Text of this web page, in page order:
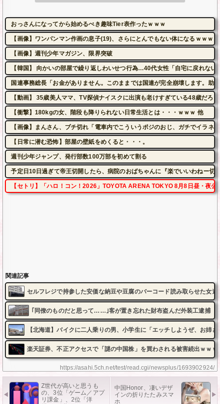
https://asahi.5ch.net/test/read.cgi/newsplus/1693902924/
おっさんになってから始めるべき趣味Tier表作ったｗｗｗ
【画像】ワンパンマン作画の息子(19)、さらにとんでもない体になるｗｗｗｗ
【画像】週刊少年マガジン、限界突破
【韓国】 向かいの部屋で繰り返しわいせつ行為…40代女性「自宅に戻れない
国連事務総長「お金がありません。このままでは国連が完全崩壊します。助
【動画】 35歳美人ママ、TV探偵ナイスクに出演も老けすぎている48歳だろ
【衝撃】180kgの女、階段も降りられない日常生活とは・・・ｗｗｗ 他
【画像】まんさん、ブチ切れ「電車内でこういうポジのおじ、ガチでイラネ
【日常に潜む恐怖】部屋の壁紙をめくると・・・。
週刊少年ジャンプ、発行部数100万部を初めて割る
予定日10日過ぎて帝王切開したら、病院のおばちゃんに『楽でいいわねー切
【セトリ】「ハロ！コン！2026」TOYOTA ARENA TOKYO 8月8日昼・夜公
関連記事
セルフレジで持参した安価な納豆や豆腐のバーコード読み取らせた女逮
｢同僚のものだと思って……｣客が置き忘れた財布盗んだ外装工逮捕
【北海道】バイクに二人乗りの男、小学生に「エッチしようぜ、お姉さ
楽天証券、不正アクセスで「謎の中国株」を買わされる被害続出ｗｗｗ
Z世代が高いと思うも
の、3位「ゲーム／アプ
リ課金」、2位「洋
中国Honor、凄いデザ
インの折りたたみスマ
ホ